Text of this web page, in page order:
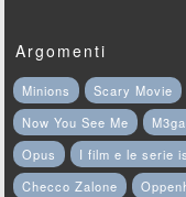
Argomenti
Minions Scary Movie
Now You See Me
Opus
I film e le serie
Checco Zalone